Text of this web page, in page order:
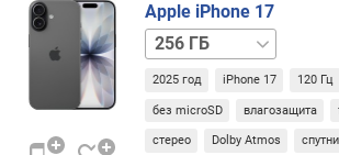
о
у
Apple iPhone 17
512 ГБ
2025 год iPhone 17 120 Гц
без microSD влагозащита
стерео Dolby Atmos